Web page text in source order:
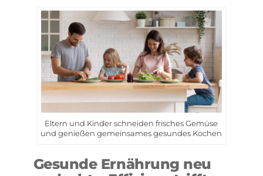
Eltern und Kinder schneiden frisches Gemüse
und genießen gemeinsames gesundes Kochen
Gesunde Ernährung neu